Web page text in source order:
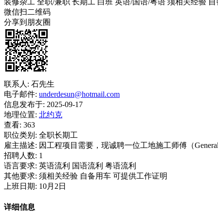
装修杂工 全职/兼职 长期工 白班 英语/国语/粤语 须相关经验
微信扫二维码
分享到朋友圈
联系人: 石先生
电子邮件: underdesun@hotmail.com
信息发布于: 2025-09-17
地理位置: 北约克
查看: 363
职位类别: 全职长期工
雇主描述: 因工程项目需要，现诚聘一位工地施工师傅（General
招聘人数: 1
语言要求: 英语流利 国语流利 粤语流利
其他要求: 须相关经验 自备用车 可提供工作证明
上班日期: 10月2日
详细信息